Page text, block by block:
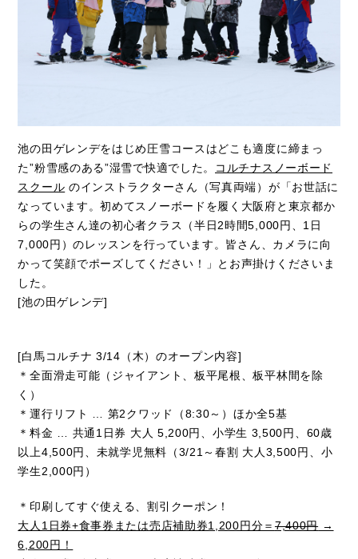
池の田ゲレンデをはじめ圧雪コースはどこも適度に締まっ
た”粉雪感のある”湿雪で快適でした。
コルチナスノーボード
スクール のインストラクターさん（写真両端）が「お世話に
なっています。初めてスノーボードを履く大阪府と東京都か
らの学生さん達の初心者クラス（半日2時間5,000円、1日
7,000円）のレッスンを行っています。皆さん、カメラに向
かって笑顔でポーズしてください！」とお声掛けくださいま
した。
[池の田ゲレンデ]
[白馬コルチナ 3/14（木）のオープン内容]
＊全面滑走可能（ジャイアント、板平尾根、板平林間を除
く）
＊運行リフト … 第2クワッド（8:30～）ほか全5基
＊料金 … 共通1日券 大人 5,200円、小学生 3,500円、60歳
以上4,500円、未就学児無料（3/21～春割 大人3,500円、小
学生2,000円）
＊印刷してすぐ使える、割引クーポン！
大人1日券+食事券または売店補助券1,200円分＝ 7,400円→
6,200円！